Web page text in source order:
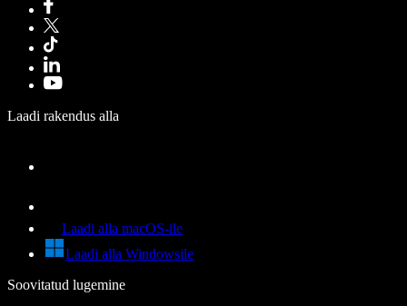
Laadi rakendus alla
Laadi alla macOS-ile
Laadi alla Windowsile
Soovitatud lugemine